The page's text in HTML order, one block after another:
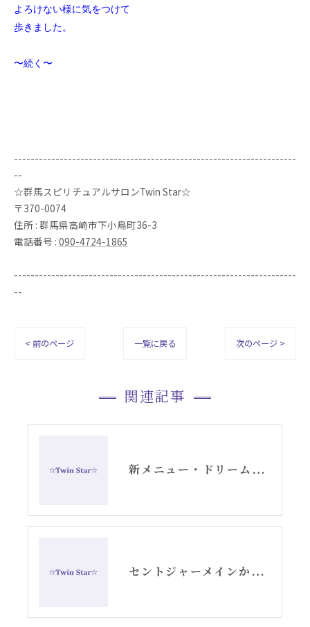
よろけない様に気をつけて
歩きました。
〜続く〜
--------------------------------------------------------------------
--
☆群馬スピリチュアルサロンTwin Star☆
〒370-0074
住所 : 群馬県高崎市下小鳥町36-3
電話番号 : 090-4724-1865
--------------------------------------------------------------------
--
< 前のページ 一覧に戻る 次のページ >
関連記事
新メニュー・ドリームデコードセッションお知らせ
セントジャーメインからのスピリチュアルメッセージ・アリーシャ